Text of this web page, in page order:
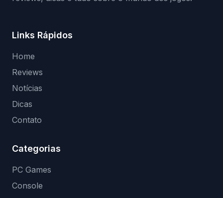
Links Rápidos
Home
Reviews
Notícias
Dicas
Contato
Categorias
PC Games
Console